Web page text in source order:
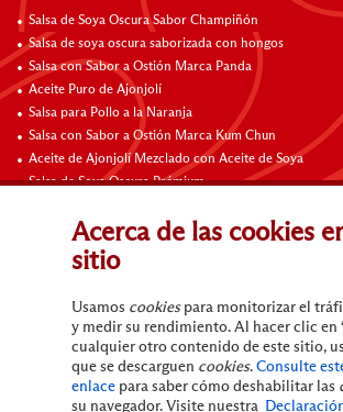
Salsa de Soya Oscura Sabor Champiñón
Salsa de soya oscura saborizada con hongos
Salsa con Sabor a Ostión Marca Panda
Aceite Puro de Ajonjolí
Salsa para Pollo a la Naranja
Salsa con Sabor a Ostión Marca Kum Chun
Aceite de Ajonjolí Mezclado con Aceite de Soya
Salsa de Soya Oscura Prémium
Salsa Barbacoa Chino (Salsa Char Siu) de Lee Kum Kee
10 recetas que te harán agua la boca
Alitas de Pollo a la Naranja
Tacos de Poke
Acerca de las cookies
sitio
Usamos cookiespara monitorizar el
y medir su rendimiento. Al hacer clic en
cualquier otro contenido de este sitio,
que se descarguen cookies. Consulte
enlace para saber cómo deshabilitar las
su navegador. Visite nuestra